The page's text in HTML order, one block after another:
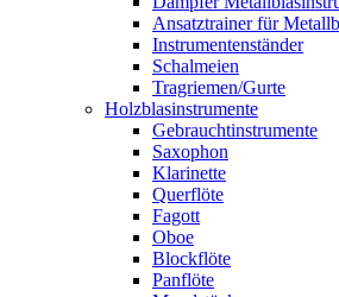
Ansatztrainer für
Instrumentenständer
Schalmeien
Tragriemen/Gurte
Holzblasinstrumente
Gebrauchtinstrumente
Saxophon
Klarinette
Querflöte
Fagott
Oboe
Blockflöte
Panflöte